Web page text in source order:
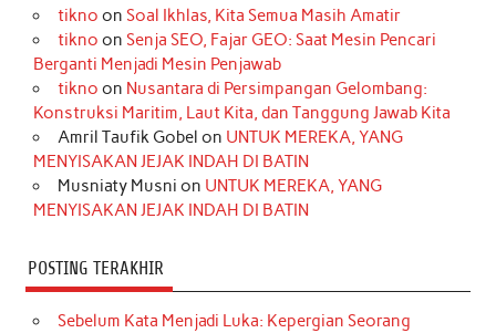
b
o
k
a
r
a
m
o
k
e
r
e
s
t
e
d
I
n
t
r
u
e
tikno on Soal Ikhlas, Kita Semua Masih Amatir
tikno on Senja SEO, Fajar GEO: Saat Mesin Pencari
Berganti Menjadi Mesin Penjawab
tikno on Nusantara di Persimpangan Gelombang:
Konstruksi Maritim, Laut Kita, dan Tanggung Jawab Kita
Amril Taufik Gobel on UNTUK MEREKA, YANG
MENYISAKAN JEJAK INDAH DI BATIN
Musniaty Musni on UNTUK MEREKA, YANG
MENYISAKAN JEJAK INDAH DI BATIN
POSTING TERAKHIR
Sebelum Kata Menjadi Luka: Kepergian Seorang